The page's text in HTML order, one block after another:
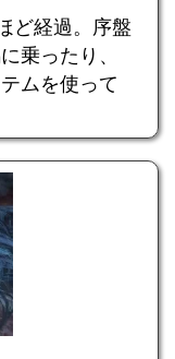
ど経過。序盤
乗ったり、
ムを使って